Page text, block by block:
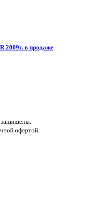
2009г. в продаже
защищены.
офертой.